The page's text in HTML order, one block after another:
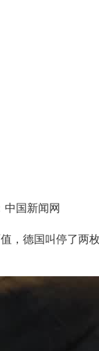
国新闻网
德国叫停了两